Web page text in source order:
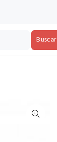
Buscar